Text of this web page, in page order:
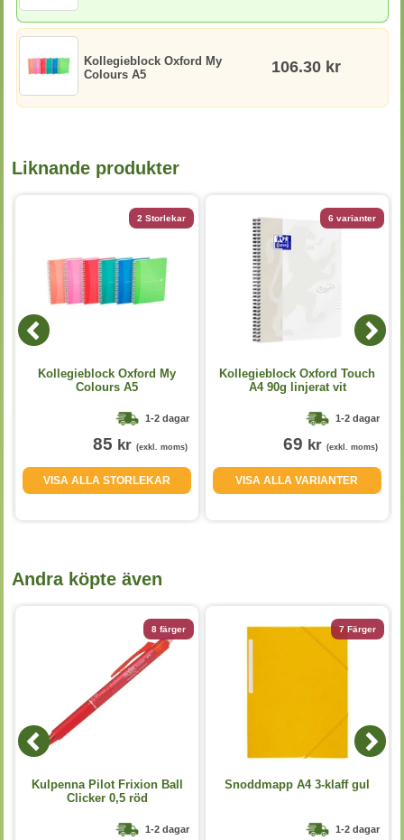
Kollegieblock Oxford My
Colours A5
106.30 kr
Liknande produkter
2 Storlekar
Kollegieblock Oxford My
Colours A5
1-2 dagar
85 kr (exkl. moms)
VISA ALLA STORLEKAR
6 varianter
Kollegieblock Oxford Touch
A4 90g linjerat vit
1-2 dagar
69 kr (exkl. moms)
VISA ALLA VARIANTER
Andra köpte även
8 färger
Kulpenna Pilot Frixion Ball
Clicker 0,5 röd
1-2 dagar
7 Färger
Snoddmapp A4 3-klaff gul
1-2 dagar